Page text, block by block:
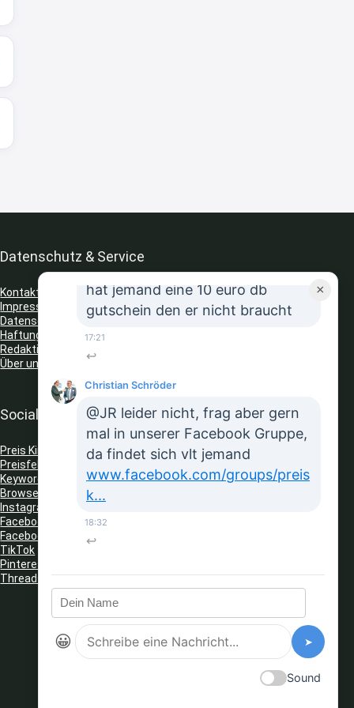
Datenschutz & Service
Kontakt
Impressum
Datenschutz
Haftungsausschluss
Redaktionelle Richtlinien
Über uns
Social Media
Preis King auf Telegram
Preisfehler Whats App Kanal
Keyword Tracker (Telegram)
Browser Erweiterungen: Gutschein Finder
Instagram
Facebook
Facebook Gruppe
TikTok
Pinterest
Threads
×
8:43
JR
hat jemand eine 10 euro db
gutschein den er nicht braucht
17:21
↩
Christian Schröder
@JR leider nicht, frag aber gern
mal in unserer Facebook Gruppe,
da findet sich vlt jemand
www.facebook.com/groups/preis
k...
18:32
↩
😀 ➤
Sound